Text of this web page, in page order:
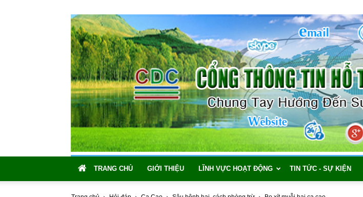
TRANG CHỦ GIỚI THIỆU LĨNH VỰC HOẠT ĐỘNG TIN TỨC - SỰ KIỆN